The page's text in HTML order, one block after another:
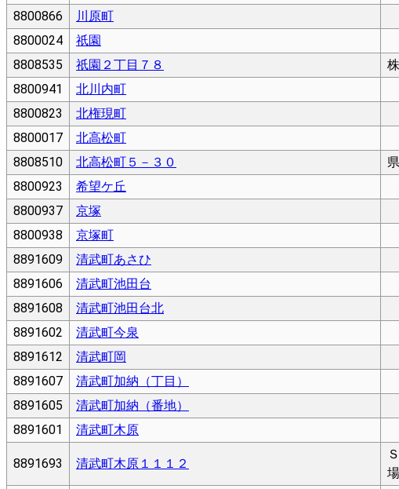
8800866
川原町
8800024
祇園
8808535
祇園２丁目７８
8800941
北川内町
8800823
北権現町
8800017
北高松町
8808510
北高松町５－３０
8800923
希望ケ丘
8800937
京塚
8800938
京塚町
8891609
清武町あさひ
8891606
清武町池田台
8891608
清武町池田台北
8891602
清武町今泉
8891612
清武町岡
8891607
清武町加納（丁目）
8891605
清武町加納（番地）
8891601
清武町木原
8891693 清武町木原１１１２
場